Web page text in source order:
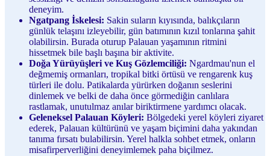
deneyim.
Ngatpang İskelesi: Sakin suların kıyısında, balıkçıların
günlük telaşını izleyebilir, gün batımının kızıl tonlarına şahit
olabilirsin. Burada oturup Palauan yaşamının ritmini
hissetmek bile başlı başına bir aktivite.
Doğa Yürüyüşleri ve Kuş Gözlemciliği: Ngardmau'nun el
değmemiş ormanları, tropikal bitki örtüsü ve rengarenk kuş
türleri ile dolu. Patikalarda yürürken doğanın seslerini
dinlemek ve belki de daha önce görmediğin canlılara
rastlamak, unutulmaz anılar biriktirmene yardımcı olacak.
Geleneksel Palauan Köyleri: Bölgedeki yerel köyleri ziyaret
ederek, Palauan kültürünü ve yaşam biçimini daha yakından
tanıma fırsatı bulabilirsin. Yerel halkla sohbet etmek, onların
misafirperverliğini deneyimlemek paha biçilmez.